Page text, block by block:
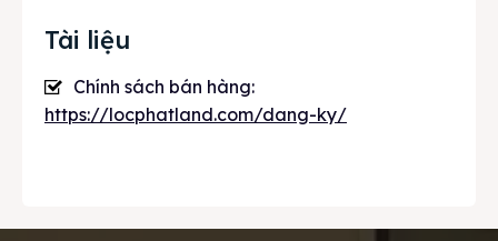
Tài liệu
Chính sách bán hàng:
https://locphatland.com/dang-ky/